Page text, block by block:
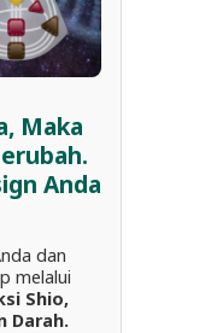
Maka
Anda
dan
melalui
Shio,
Darah.